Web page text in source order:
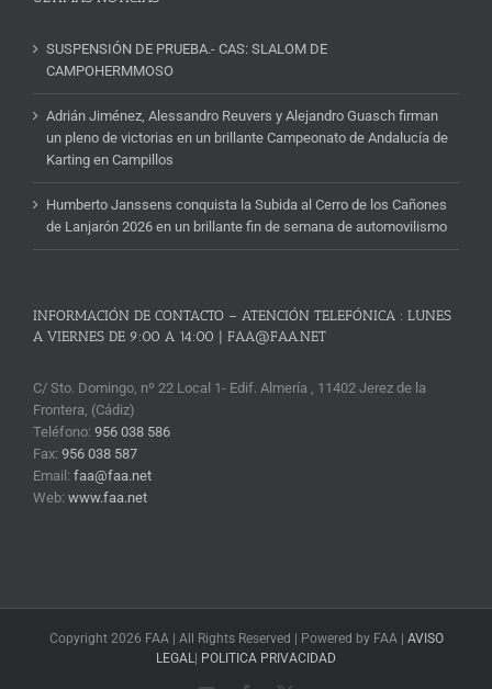
SUSPENSIÓN DE PRUEBA.- CAS: SLALOM DE
CAMPOHERMMOSO
Adrián Jiménez, Alessandro Reuvers y Alejandro Guasch firman
un pleno de victorias en un brillante Campeonato de Andalucía de
Karting en Campillos
Humberto Janssens conquista la Subida al Cerro de los Cañones
de Lanjarón 2026 en un brillante fin de semana de automovilismo
INFORMACIÓN DE CONTACTO – ATENCIÓN TELEFÓNICA : LUNES
A VIERNES DE 9:00 A 14:00 | FAA@FAA.NET
C/ Sto. Domingo, nº 22 Local 1- Edif. Almería , 11402 Jerez de la
Frontera, (Cádiz)
Teléfono: 956 038 586
Fax: 956 038 587
Email: faa@faa.net
Web: www.faa.net
Copyright 2026 FAA | All Rights Reserved | Powered by FAA | AVISO
LEGAL | POLITICA PRIVACIDAD